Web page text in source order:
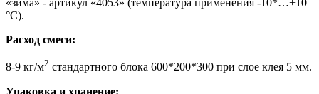
«зима» - артикул «4053» (температура применения -10*…+10
°С).
Расход смеси:
8-9 кг/м2 стандартного блока 600*200*300 при слое клея 5 мм.
Упаковка и хранение: